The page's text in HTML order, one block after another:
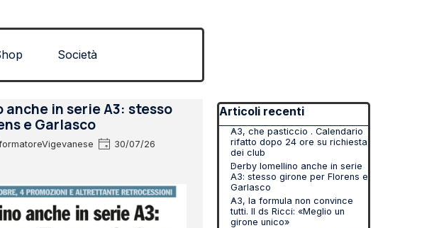
Società
anche in serie A3: stesso
e Garlasco
30/07/26
Salta blocco Articoli recenti
Articoli recenti
A3, che pasticcio . Calendario
rifatto dopo 24 ore su richiesta
dei club
Derby lomellino anche in serie
A3: stesso girone per Florens e
Garlasco
A3, la formula non convince
tutti. Il ds Ricci: «Meglio un
girone unico»